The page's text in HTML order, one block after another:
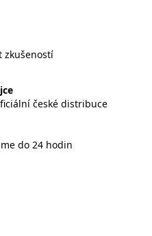
zkušeností
české distribuce
do 24 hodin